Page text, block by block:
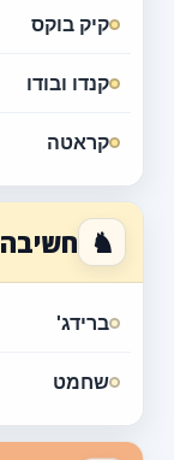
קיק בוקס
קנדו ובודו
קראטה
♞ חשיבה
ברידג'
שחמט